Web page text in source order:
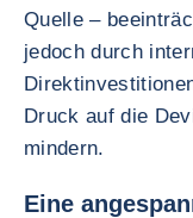
Quelle –
jedoch durch
Druck auf die
mindern.
Eine